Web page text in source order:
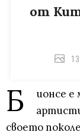
от
13
Б
ионсе
своето